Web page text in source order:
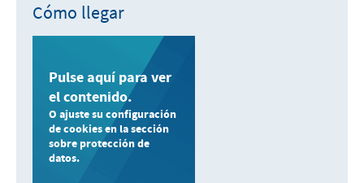
Cómo llegar
Pulse aquí para ver
el contenido.
O ajuste su configuración
de cookies en la sección
sobre protección de
datos.